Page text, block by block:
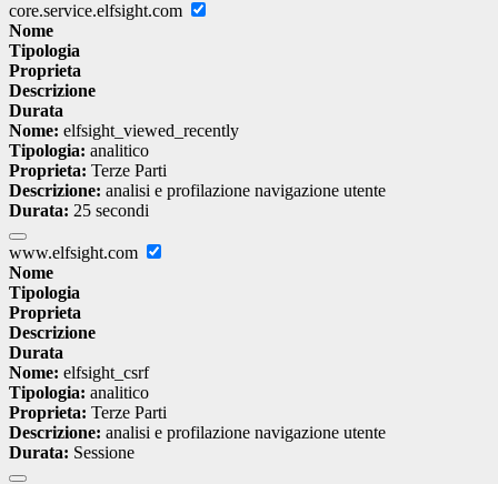
core.service.elfsight.com
Nome
Tipologia
Proprieta
Descrizione
Durata
Nome: elfsight_viewed_recently
Tipologia: analitico
Proprieta: Terze Parti
Descrizione: analisi e profilazione navigazione utente
Durata: 25 secondi
www.elfsight.com
Nome
Tipologia
Proprieta
Descrizione
Durata
Nome: elfsight_csrf
Tipologia: analitico
Proprieta: Terze Parti
Descrizione: analisi e profilazione navigazione utente
Durata: Sessione